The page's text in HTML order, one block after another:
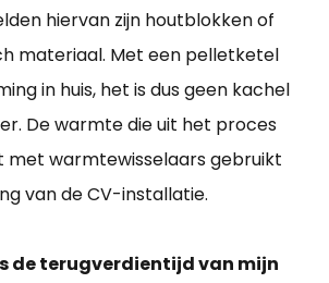
hiervan zijn houtblokken of
materiaal. Met een pelletketel
in huis, het is dus geen kachel
De warmte die uit het proces
warmtewisselaars gebruikt
van de CV-installatie.
de terugverdientijd van mijn